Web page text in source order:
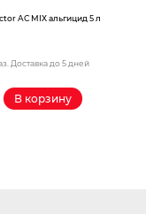
AС MIX альгицид 5 л
Доставка до 5 дней
В корзину